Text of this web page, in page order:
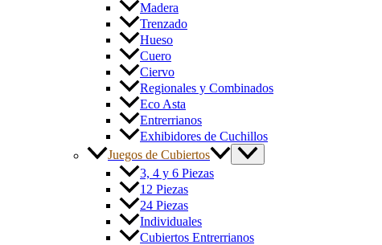
Madera
Trenzado
Hueso
Cuero
Ciervo
Regionales y Combinados
Eco Asta
Entrerrianos
Exhibidores de Cuchillos
Juegos de Cubiertos
3, 4 y 6 Piezas
12 Piezas
24 Piezas
Individuales
Cubiertos Entrerrianos